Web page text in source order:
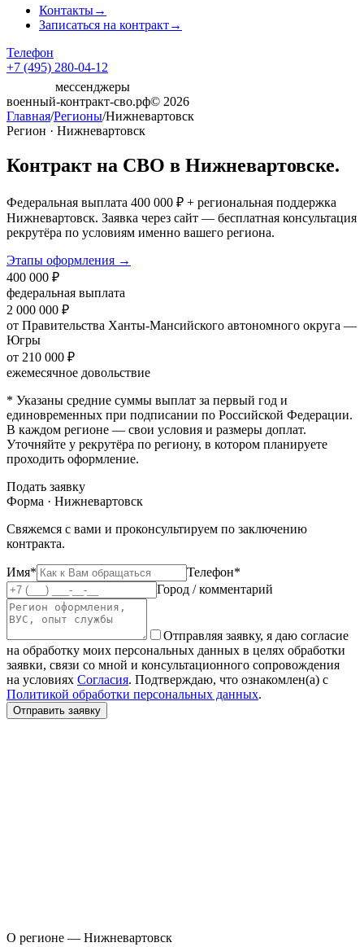
Контакты→
Записаться на контракт→
Телефон
+7 (495) 280-04-12
мессенджеры
военный-контракт-сво.рф© 2026
Главная/Регионы/Нижневартовск
Регион · Нижневартовск
Контракт на СВО в Нижневартовске.
Федеральная выплата 400 000 ₽ + региональная поддержка
Нижневартовск. Заявка через сайт — бесплатная консультация
рекрутёра по условиям именно вашего региона.
Этапы оформления →
400 000 ₽
федеральная выплата
2 000 000 ₽
от Правительства Ханты-Мансийского автономного округа —
Югры
от 210 000 ₽
ежемесячное довольствие
* Указаны средние суммы выплат за первый год и
единовременных при подписании по Российской Федерации.
В каждом регионе — свои условия и размеры доплат.
Уточняйте у рекрутёра по региону, в котором планируете
проходить оформление.
Подать заявку
Форма · Нижневартовск
Свяжемся с вами и проконсультируем по заключению
контракта.
Имя*
Телефон*
Город / комментарий
Отправляя заявку, я даю согласие
на обработку моих персональных данных в целях обработки
заявки, связи со мной и консультационного сопровождения
на условиях Согласия. Подтверждаю, что ознакомлен(а) с
Политикой обработки персональных данных.
Отправить заявку
О регионе — Нижневартовск